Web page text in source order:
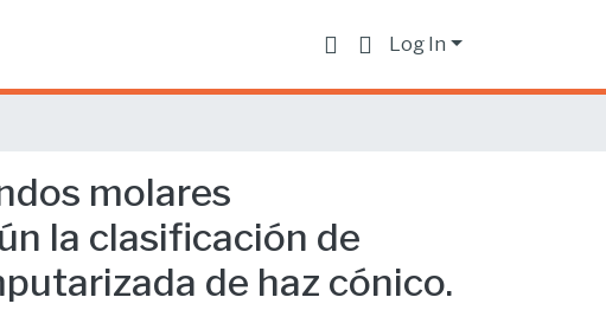
Log In
molares
la clasificación de
de haz cónico.